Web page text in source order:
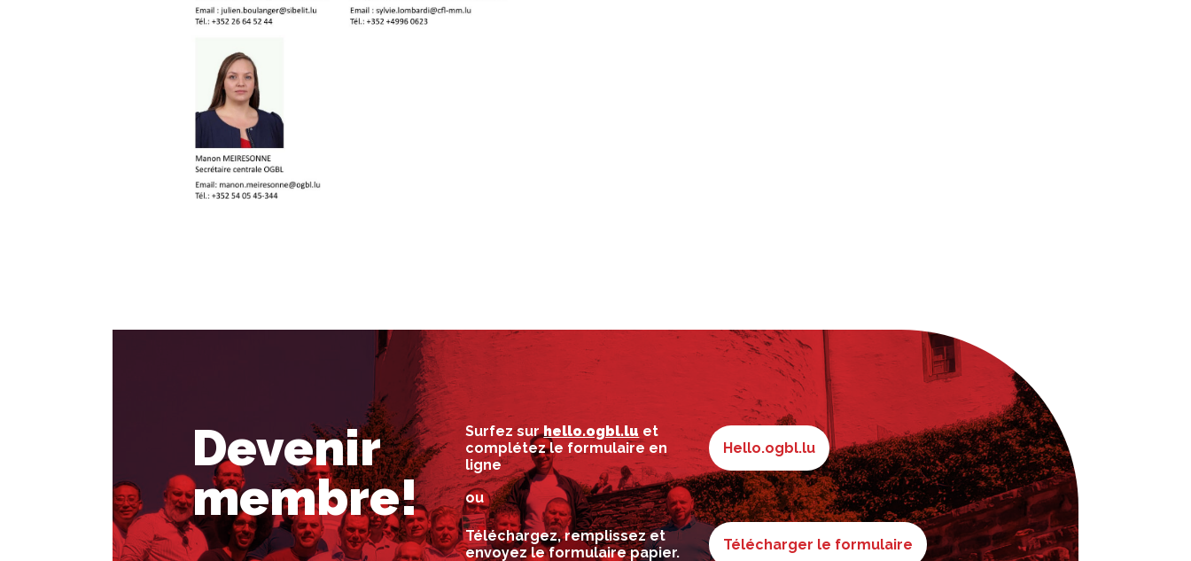
Devenir
membre!
Surfez surhello.ogbl.lu et
complétez le formulaire en
ligne
Hello.ogbl.lu
ou
Téléchargez, remplissez et
envoyez le formulaire papier.
Télécharger le formulaire